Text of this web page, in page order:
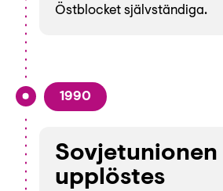
Östblocket självständiga.
1990
Sovjetunionen
upplöstes